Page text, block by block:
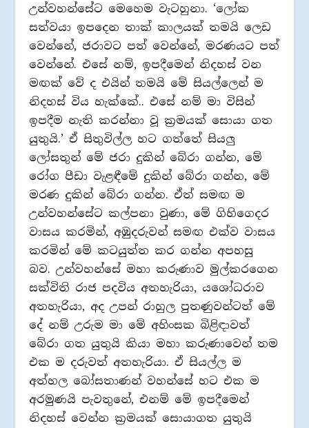
උන්වහන්සේට මෙහෙම වැටහුනා. ‘ලෝක
සත්වයා ඉපදෙන තාක් කාලයක් තමයි ලෙඩ
වෙන්නේ, ජරාවට පත් වෙන්නේ, මරණයට පත්
වෙන්නේ. එසේ නම්, ඉපදීමෙන් නිදහස් වන
මඟක් වේ ද එයින් තමයි මේ සියල්ලෙන් ම
නිදහස් විය හැක්කේ.. එසේ නම් මා විසින්
ඉපදීම නැති කරන්නා වූ ක්‍රමයක් සොයා ගත
යුතුයි.’ ඒ සිතුවිල්ල හට ගත්තේ සියලු
ලෝසතුන් මේ ජරා දුකින් බේරා ගන්න, මේ
රෝග පීඩා වැළඳීමේ දුකින් බේරා ගන්න, මේ
මරණ දුකින් බේරා ගන්න. ඒත් සමඟ ම
උන්වහන්සේට කල්පනා වුණා, මේ ගිහිගෙදර
වාසය කරමින්, අඹුදරුවන් සමඟ එක්ව වාසය
කරමින් මේ කටයුත්ත කර ගන්න අපහසු
බව. උන්වහන්සේ මහා කරුණාව මුල්කරගෙන
සක්විති රාජ පදවිය අතහැරියා, යශෝධරාව
අතහැරියා, අද උපන් රාහුල පුතණුවන්ටත් මේ
දේ නම් උරුම මා මේ අහිංසක බිළිඳාවත්
බේරා ගත යුතුයි කියා මහා කරුණාවෙන් තම
එක ම දරුවත් අතහැරියා. ඒ සියල්ල ම
අත්හල බෝසතාණන් වහන්සේ හට එක ම
අරමුණයි පැවතුනේ, එනම් මේ ඉපදීමෙන්
නිදහස් වෙන්න ක්‍රමයක් සොයාගත යුතුයි